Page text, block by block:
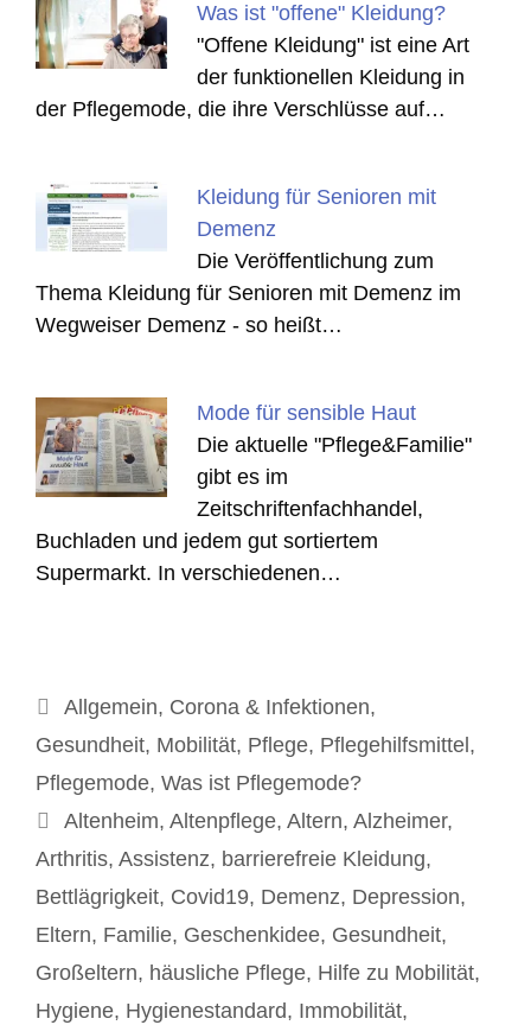
Was ist "offene" Kleidung?
"Offene Kleidung" ist eine Art
der funktionellen Kleidung in
der Pflegemode, die ihre Verschlüsse auf…
Kleidung für Senioren mit
Demenz
Die Veröffentlichung zum
Thema Kleidung für Senioren mit Demenz im
Wegweiser Demenz - so heißt…
Mode für sensible Haut
Die aktuelle "Pflege&Familie"
gibt es im
Zeitschriftenfachhandel,
Buchladen und jedem gut sortiertem
Supermarkt. In verschiedenen…
Kategorien
Allgemein, Corona & Infektionen,
Gesundheit, Mobilität, Pflege, Pflegehilfsmittel ,
Pflegemode, Was ist Pflegemode?
Schlagwörter
Altenheim, Altenpflege, Altern, Alzheimer,
Arthritis, Assistenz, barrierefreie Kleidung,
Bettlägrigkeit, Covid19, Demenz, Depression,
Eltern, Familie, Geschenkidee, Gesundheit,
Großeltern, häusliche Pflege, Hilfe zu Mobilität,
Hygiene, Hygienestandard, Immobilität,